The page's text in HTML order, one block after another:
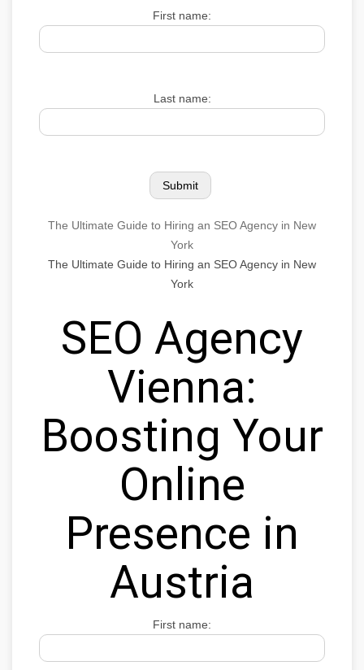
First name:
Last name:
The Ultimate Guide to Hiring an SEO Agency in New
York
The Ultimate Guide to Hiring an SEO Agency in New
York
SEO Agency
Vienna:
Boosting Your
Online
Presence in
Austria
First name: